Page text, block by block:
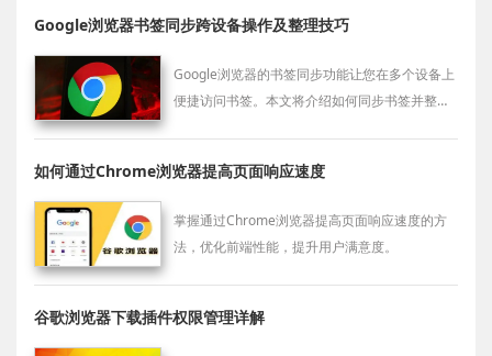
Google浏览器书签同步跨设备操作及整理技巧
Google浏览器的书签同步功能让您在多个设备上
便捷访问书签。本文将介绍如何同步书签并整理
如何通过Chrome浏览器提高页面响应速度
掌握通过Chrome浏览器提高页面响应速度的方
法，优化前端性能，提升用户满意度。
谷歌浏览器下载插件权限管理详解